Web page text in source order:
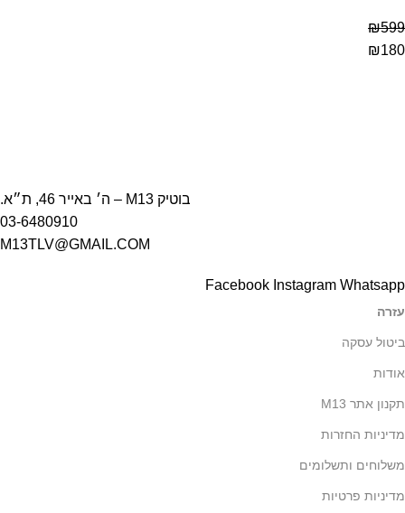
₪599
₪180
בוטיק M13 – ה׳ באייר 46, ת״א.
03-6480910
Facebook Instagram Whatsapp
עזרה
ביטול עסקה
אודות
תקנון אתר M13
מדיניות החזרות
משלוחים ותשלומים
מדיניות פרטיות